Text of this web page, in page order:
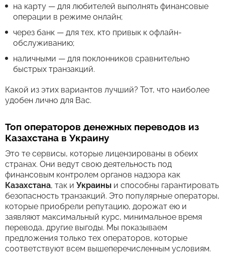
на карту — для любителей выполнять финансовые
операции в режиме онлайн;
через банк — для тех, кто привык к офлайн-
обслуживанию;
наличными — для поклонников сравнительно
быстрых транзакций.
Какой из этих вариантов лучший? Тот, что наиболее
удобен лично для Вас.
Топ операторов денежных переводов из
Казахстана в Украину
Это те сервисы, которые лицензированы в обеих
странах. Они ведут свою деятельность под
финансовым контролем органов надзора как
Казахстана, так и Украины и способны гарантировать
безопасность транзакций. Это популярные операторы,
которые приобрели репутацию, дорожат ею и
заявляют максимальный курс, минимальное время
перевода, другие выгоды. Мы показываем
предложения только тех операторов, которые
соответствуют всем вышеперечисленным условиям.